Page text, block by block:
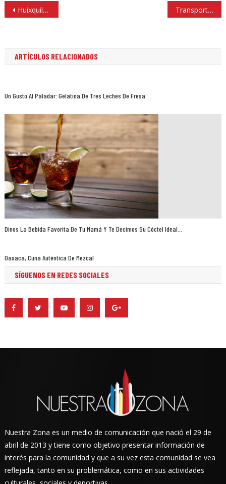
Navegación
de
Huixquilucan condonará impuestos sobre adquisición de inmuebles y traslado de dominio Transporte seguro para mujeres y menores de 12 años, en Tlalnepantla
ARTÍCULOS RELACIONADOS
Un Gusto Al Paladar: Gelatina De Tres Leches De Fresa
Dinos La Bebida Favorita De Tu Mamá Y Te Decimos Su Cóctel Ideal…
Oaxaca, Cuna Auténtica De Mezcal
SÍGUENOS EN REDES SOCIALES
Nuestra Zona es un medio de comunicación que nació el 29 de
abril de 2013 y tiene como objetivo presentar información de
interés para la comunidad y que a su vez esta comunidad se vea
reflejada, tanto en su problemática, como en sus actividades